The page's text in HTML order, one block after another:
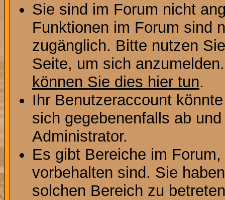
Sie sind im Forum nicht
Funktionen im Forum sind
zugänglich. Bitte nutzen
Seite, um sich
können Sie dies hier tun.
Ihr Benutzeraccount
sich gegebenenfalls ab
Administrator.
Es gibt Bereiche im
vorbehalten sind. Sie
solchen Bereich zu